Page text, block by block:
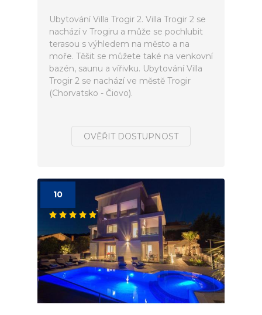
Ubytování Villa Trogir 2. Villa Trogir 2 se
nachází v Trogiru a může se pochlubit
terasou s výhledem na město a na
moře. Těšit se můžete také na venkovní
bazén, saunu a vířivku. Ubytování Villa
Trogir 2 se nachází ve městě Trogir
(Chorvatsko - Čiovo).
OVĚŘIT DOSTUPNOST
10